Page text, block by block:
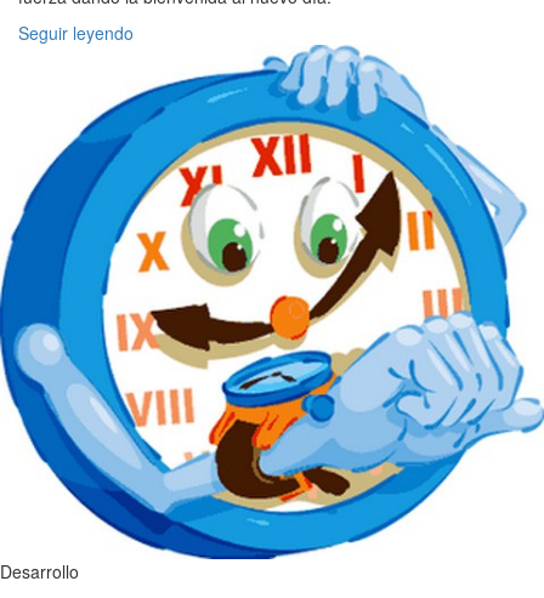
Seguir leyendo
Desarrollo